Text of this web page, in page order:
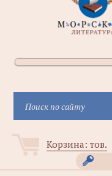
Корзина: тов.